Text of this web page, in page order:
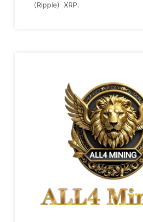
（Ripple）XRP.